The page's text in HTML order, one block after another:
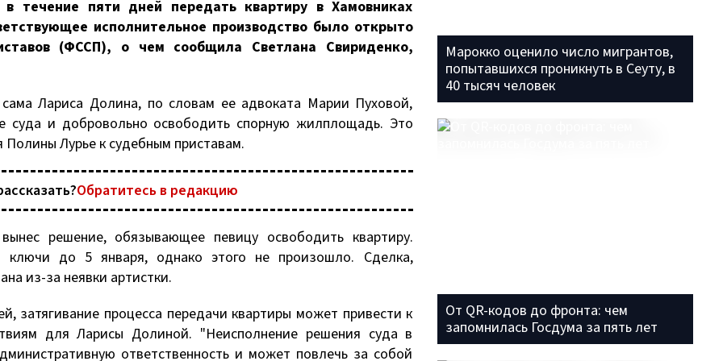
течение пяти дней передать квартиру в Хамовниках
исполнительное производство было открыто
(ФССП), о чем сообщила Светлана Свириденко,
Лариса Долина, по словам ее адвоката Марии Пуховой,
суда и добровольно освободить спорную жилплощадь. Это
Лурье к судебным приставам.
решение, обязывающее певицу освободить квартиру.
ключи до 5 января, однако этого не произошло. Сделка,
из-за неявки артистки.
затягивание процесса передачи квартиры может привести к
для Ларисы Долиной. "Неисполнение решения суда в
ответственность и может повлечь за собой
Обратитесь в редакцию
Марокко оценило число мигрантов,
попытавшихся проникнуть в Сеуту, в
40 тысяч человек
От QR-кодов до фронта: чем
запомнилась Госдума за пять лет